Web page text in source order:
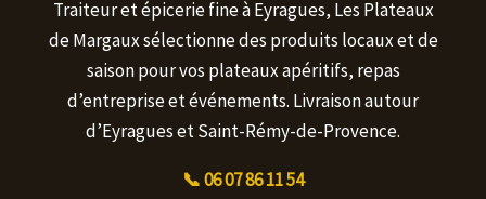
Traiteur et épicerie fine à Eyragues, Les Plateaux
de Margaux sélectionne des produits locaux et de
saison pour vos plateaux apéritifs, repas
d’entreprise et événements. Livraison autour
d’Eyragues et Saint-Rémy-de-Provence.
📞 06 07 86 11 54